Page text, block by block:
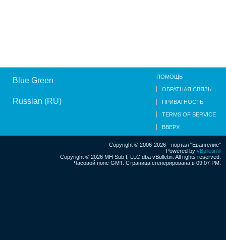
Blue Green
Russian (RU)
ПОМОЩЬ
ОБРАТНАЯ СВЯЗЬ
ПРИВАТНОСТЬ
TERMS OF SERVICE
ВВЕРХ
Copyright © 2006-2026 - портал "Евангелие"
Powered by vBulletin®
Copyright © 2026 MH Sub I, LLC dba vBulletin. All rights reserved.
Часовой пояс GMT. Страница сгенерирована в 09:07 PM.